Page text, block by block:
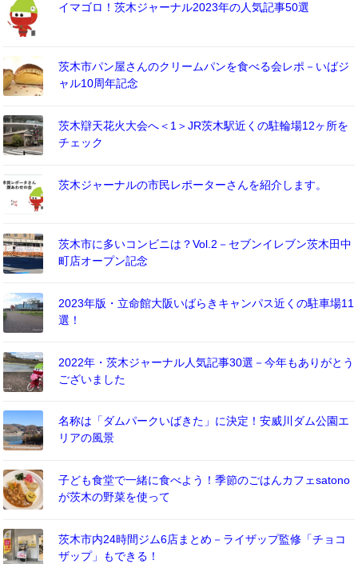
イマゴロ！茨木ジャーナル2023年の人気記事50選
茨木市パン屋さんのクリームパンを食べる会レポ－いばジ
ャル10周年記念
茨木辯天花火大会へ＜1＞JR茨木駅近くの駐輪場12ヶ所を
チェック
茨木ジャーナルの市民レポーターさんを紹介します。
茨木市に多いコンビニは？Vol.2－セブンイレブン茨木田中
町店オープン記念
2023年版・立命館大阪いばらきキャンパス近くの駐車場11
選！
2022年・茨木ジャーナル人気記事30選－今年もありがとう
ございました
名称は「ダムパークいばきた」に決定！安威川ダム公園エ
リアの風景
子ども食堂で一緒に食べよう！季節のごはんカフェsatono
が茨木の野菜を使って
茨木市内24時間ジム6店まとめ－ライザップ監修「チョコ
ザップ」もできる！